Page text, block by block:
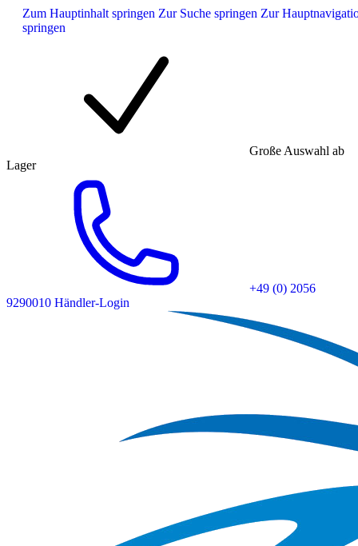
Zum Hauptinhalt springen Zur Suche springen Zur
springen
Große Auswahl ab
Lager
+49 (0) 2056
9290010 Händler-Login